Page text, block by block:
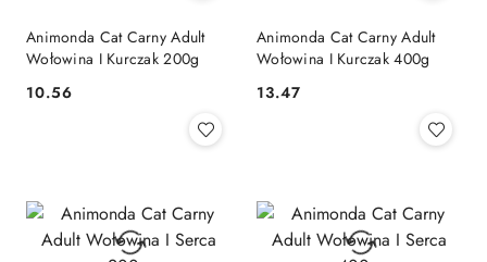
Animonda Cat Carny Adult
Wołowina I Kurczak 200g
Cena:
10.56
Animonda Cat Carny Adult
Wołowina I Kurczak 400g
Cena:
13.47